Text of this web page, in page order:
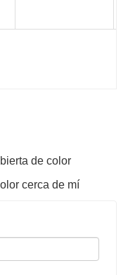
de color
cerca de mí